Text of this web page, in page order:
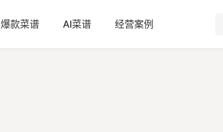
爆款菜谱 AI菜谱 经营案例